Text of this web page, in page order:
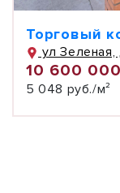
Торговый
ул Зеленая,
10 600
5 048 руб./м²